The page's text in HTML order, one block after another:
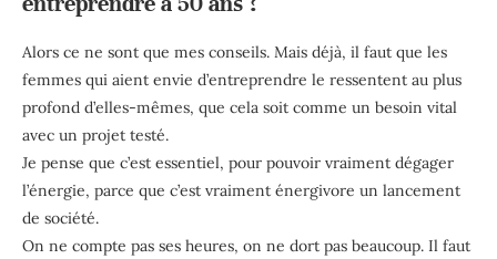
Alors ce ne sont que mes conseils. Mais déjà, il faut que les
femmes qui aient envie d’entreprendre le ressentent au plus
profond d’elles-mêmes, que cela soit comme un besoin vital
avec un projet testé.
Je pense que c’est essentiel, pour pouvoir vraiment dégager
l’énergie, parce que c’est vraiment énergivore un lancement
de société.
On ne compte pas ses heures, on ne dort pas beaucoup. Il faut